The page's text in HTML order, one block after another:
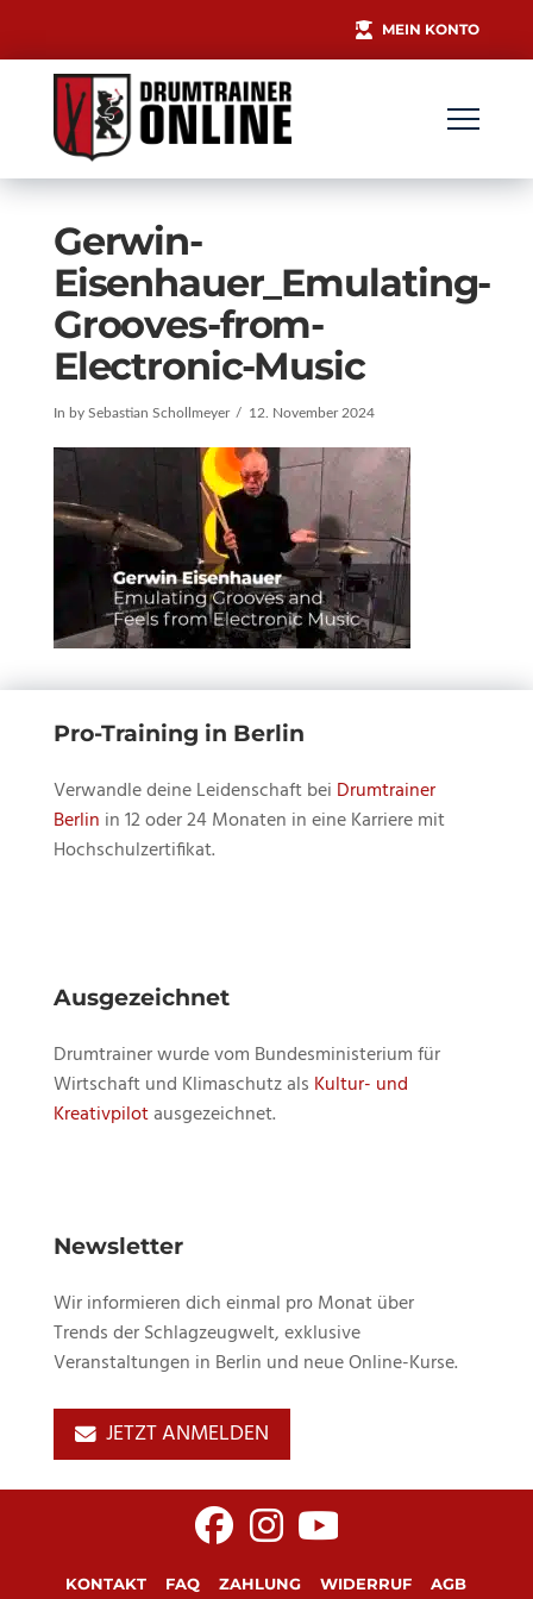
MEIN KONTO
Gerwin-
Eisenhauer_Emulating-
Grooves-from-
Electronic-Music
In by Sebastian Schollmeyer 12. November 2024
Pro-Training in Berlin
Verwandle deine Leidenschaft bei Drumtrainer
Berlin in 12 oder 24 Monaten in eine Karriere mit
Hochschulzertifikat.
Ausgezeichnet
Drumtrainer wurde vom Bundesministerium für
Wirtschaft und Klimaschutz als Kultur- und
Kreativpilotausgezeichnet.
Newsletter
Wir informieren dich einmal pro Monat über
Trends der Schlagzeugwelt, exklusive
Veranstaltungen in Berlin und neue Online-Kurse.
JETZT ANMELDEN
KONTAKT FAQ ZAHLUNG WIDERRUF AGB